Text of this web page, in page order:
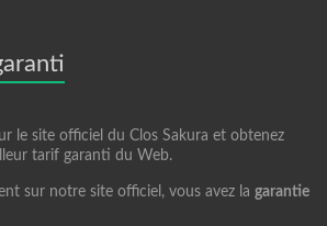
le site officiel du Clos Sakura et obtenez
tarif garanti du Web.
sur notre site officiel, vous avez lagarantie